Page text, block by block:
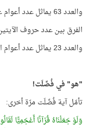
والعدد 63 يماثل عدد أعوام عمر النبي -صلى الله عليه وسلّم-!
الفرق بين عدد حروف الآيتين = 69 حرفًا أي
والعدد 23 يماثل عدد أعوام الوحي!
"هو" في فُصِّلَت!
تأمّل آية فُصِّلَت مرّة أخرى:
وَلَوْ جَعَلْنَاهُ قُرْآنًا أَعْجَمِيًّا